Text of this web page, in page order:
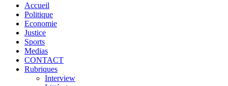
Accueil
Politique
Economie
Justice
Sports
Medias
CONTACT
Rubriques
Interview